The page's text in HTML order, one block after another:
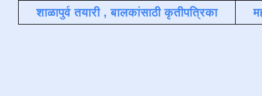
शाळापुर्व तयारी , बालकांसाठी कृतीपत्रिका